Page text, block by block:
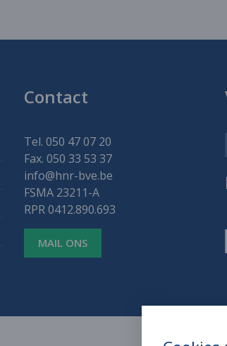
Contact
Tel. 050 47 07 20
Fax. 050 33 53 37
info@hnr-bve.be
FSMA 23211-A
RPR 0412.890.693
MAIL ONS